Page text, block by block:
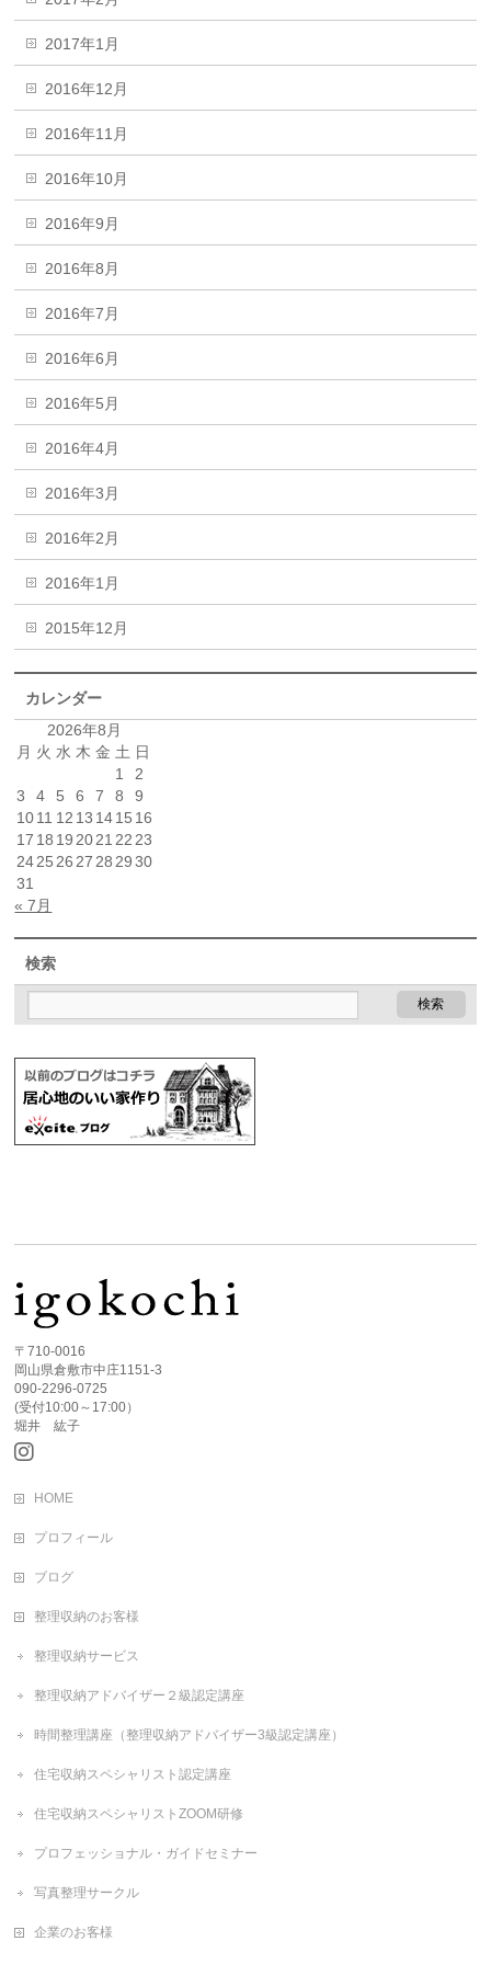
2017年1月
2016年12月
2016年11月
2016年10月
2016年9月
2016年8月
2016年7月
2016年6月
2016年5月
2016年4月
2016年3月
2016年2月
2016年1月
2015年12月
カレンダー
2026年8月
月 火 水 木 金 土 日
1
2
3
4 5 6 7 8
9
1011 12 13 1415 16
17 18 19 2021 22 23
2425 26 27 28 29 30
31
« 7月
検索
〒710-0016
岡山県倉敷市中庄1151-3
090-2296-0725
(受付10:00～17:00）
堀井 紘子
HOME
プロフィール
ブログ
整理収納のお客様
整理収納サービス
整理収納アドバイザー２級認定講座
時間整理講座（整理収納アドバイザー3級認定講座）
住宅収納スペシャリスト認定講座
住宅収納スペシャリストZOOM研修
プロフェッショナル・ガイドセミナー
写真整理サークル
企業のお客様